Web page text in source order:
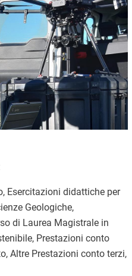
Esercitazioni didattiche per
Geologiche,
di Laurea Magistrale in
Prestazioni conto
Altre Prestazioni conto terzi,